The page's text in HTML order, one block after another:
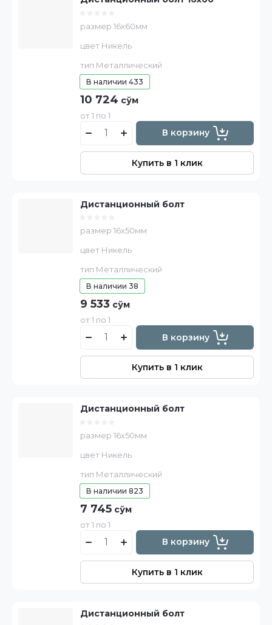
размер 16х60мм
цвет Никель
тип Металлический
В наличии 433
10 724 сўм
от 1 по 1
В корзину
Купить в 1 клик
Дистанционный болт
размер 16х50мм
цвет Никель
тип Металлический
В наличии 38
9 533 сўм
от 1 по 1
В корзину
Купить в 1 клик
Дистанционный болт
размер 16х50мм
цвет Никель
тип Металлический
В наличии 823
7 745 сўм
от 1 по 1
В корзину
Купить в 1 клик
Дистанционный болт